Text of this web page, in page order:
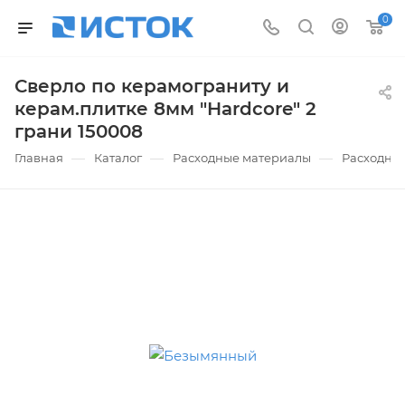
0
Сверло по керамограниту и
керам.плитке 8мм "Hardcore" 2
грани 150008
Главная — Каталог — Расходные материалы —